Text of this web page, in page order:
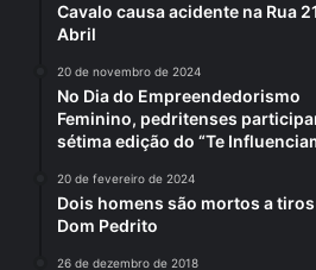
Cavalo causa acidente na Rua
Abril
20 de novembro de 2024
No Dia do Empreendedorismo
Feminino, pedritenses
sétima edição do “Te
20 de fevereiro de 2024
Dois homens são mortos a tiros
Dom Pedrito
26 de dezembro de 2018